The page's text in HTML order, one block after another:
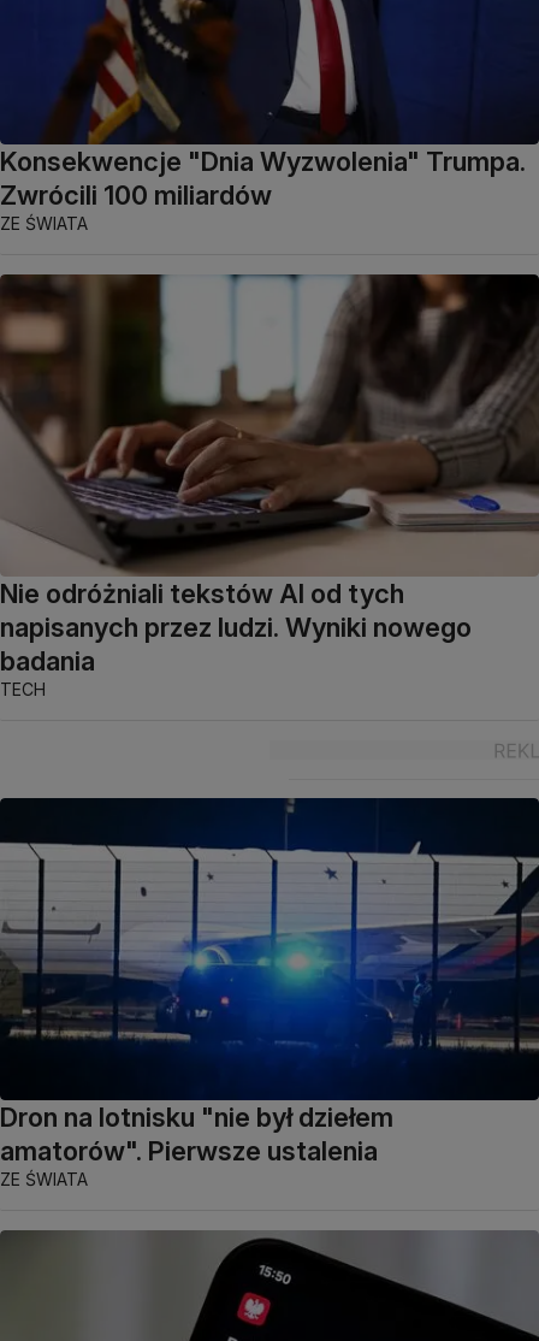
Konsekwencje "Dnia Wyzwolenia" Trumpa.
Zwrócili 100 miliardów
ZE ŚWIATA
Nie odróżniali tekstów AI od tych
napisanych przez ludzi. Wyniki nowego
badania
TECH
Dron na lotnisku "nie był dziełem
amatorów". Pierwsze ustalenia
ZE ŚWIATA